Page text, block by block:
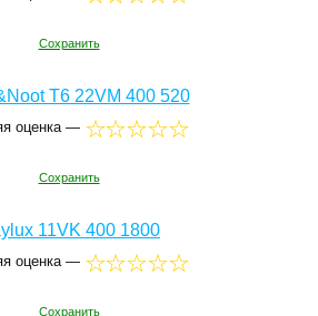
Сохранить
T6 22VM 400 520
оценка —
Сохранить
11VK 400 1800
оценка —
Сохранить